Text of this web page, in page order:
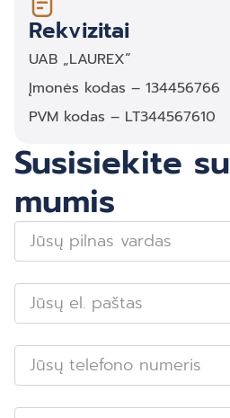
Rekvizitai
UAB „LAUREX“
Įmonės kodas – 134456766
PVM kodas – LT344567610
Susisiekite su
mumis